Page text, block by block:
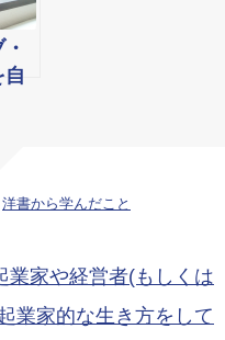
自
洋書から学んだこと
業家や経営者(もしくは
業家的な生き方をして